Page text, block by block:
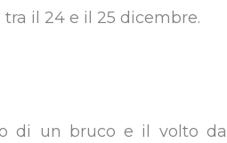
il 24 e il 25 dicembre.
di un bruco e il volto da